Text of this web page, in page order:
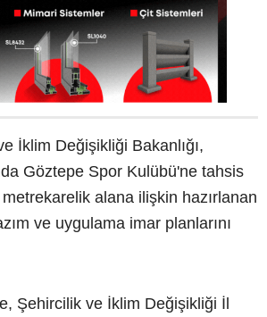
İklim Değişikliği Bakanlığı,
Göztepe Spor Kulübü'ne tahsis
alana ilişkin hazırlanan
ve uygulama imar planlarını
Şehircilik ve İklim Değişikliği İl